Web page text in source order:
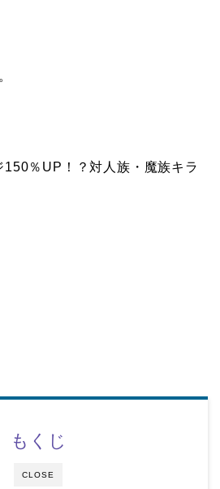
150％UP！？対人族・魔族キラ
CLOSE
もくじ